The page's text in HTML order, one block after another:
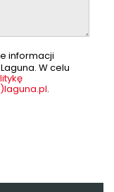
informacji
W celu
.